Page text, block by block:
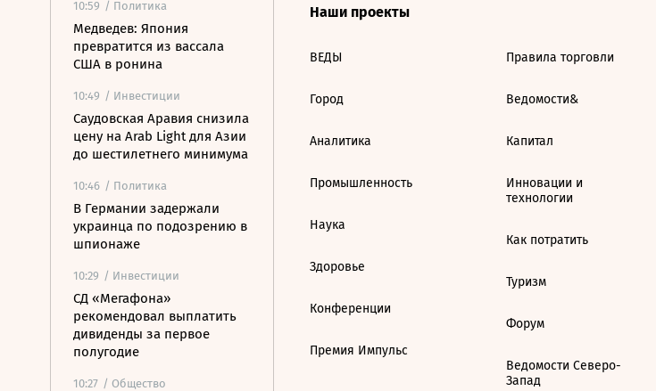
10:59 / Политика
Медведев: Япония
превратится из вассала
США в ронина
10:49 / Инвестиции
Саудовская Аравия снизила
цену на Arab Light для Азии
до шестилетнего минимума
10:46 / Политика
В Германии задержали
украинца по подозрению в
шпионаже
10:29 / Инвестиции
СД «Мегафона»
рекомендовал выплатить
дивиденды за первое
полугодие
10:27 / Общество
Наши проекты
ВЕДЫ
Город
Аналитика
Промышленность
Наука
Здоровье
Конференции
Премия Импульс
Правила торговли
Ведомости&
Капитал
Инновации и
технологии
Как потратить
Туризм
Форум
Ведомости Северо-
Запад